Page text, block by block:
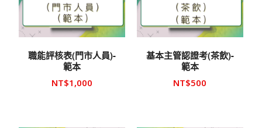
職能評核表(門市人員)-
範本
NT$1,000
基本主管認證考(茶飲)-
範本
NT$500